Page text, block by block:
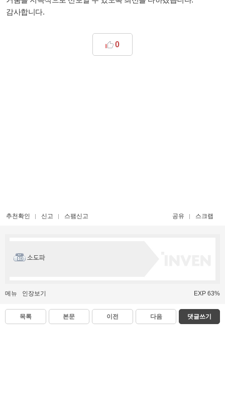
감사합니다.
0
추천확인 신고 스팸신고 공유 스크랩
소도파
메뉴 인장보기 EXP 63%
목록 본문 이전 다음 댓글쓰기